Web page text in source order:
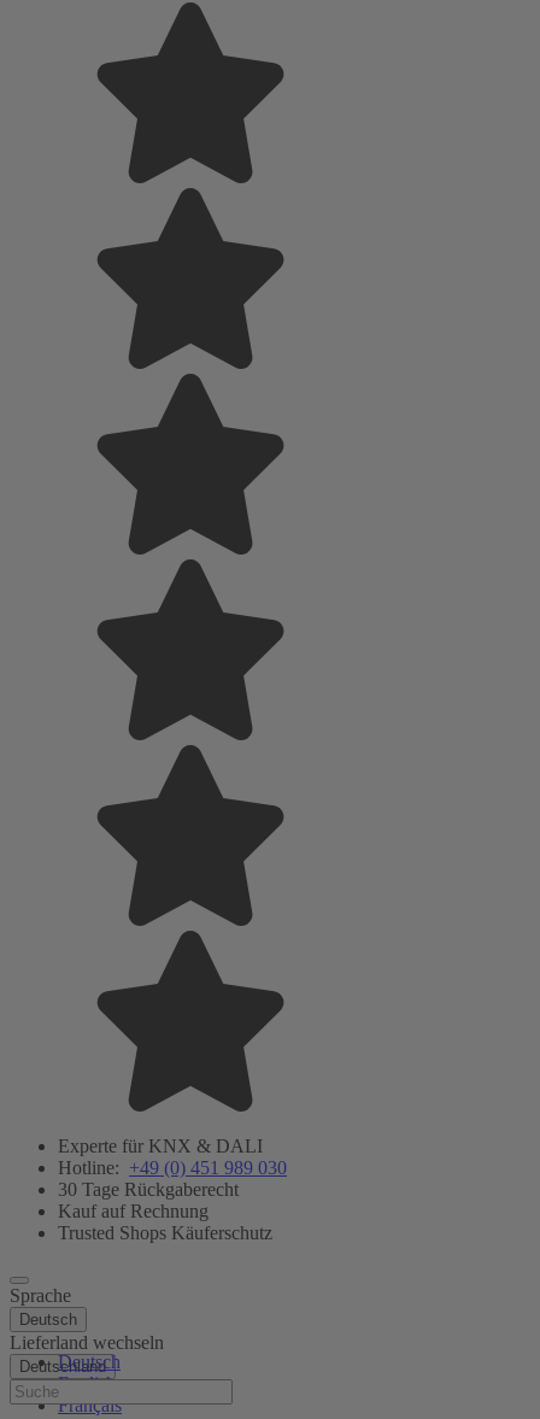
Experte für KNX & DALI
Hotline: +49 (0) 451 989 030
30 Tage Rückgaberecht
Kauf auf Rechnung
Trusted Shops Käuferschutz
Sprache
Deutsch
Deutsch
English
Français
Lieferland wechseln
Deutschland
Hilfe